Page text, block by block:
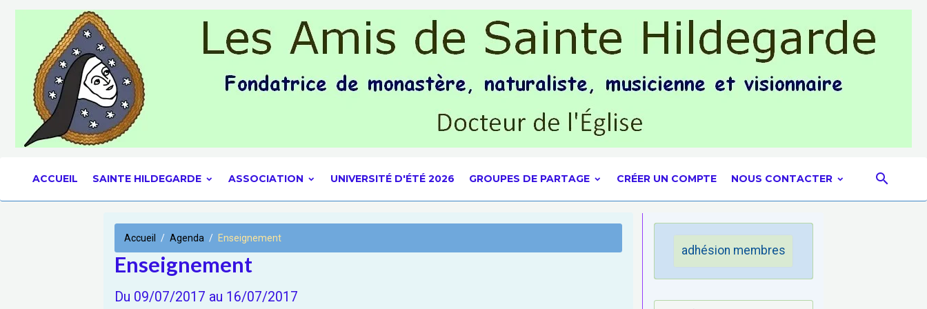
ACCUEIL SAINTE HILDEGARDE ASSOCIATION UNIVERSITÉ D'ÉTÉ 2026 GROUPES DE PARTAGE CRÉER UN COMPTE NOUS CONTACTER
Accueil Agenda Enseignement
Enseignement
Du 09/07/2017 au 16/07/2017
adhésion membres